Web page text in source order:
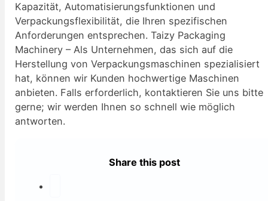
Kapazität, Automatisierungsfunktionen und
Verpackungsflexibilität, die Ihren spezifischen
Anforderungen entsprechen. Taizy Packaging
Machinery – Als Unternehmen, das sich auf die
Herstellung von Verpackungsmaschinen spezialisiert
hat, können wir Kunden hochwertige Maschinen
anbieten. Falls erforderlich, kontaktieren Sie uns bitte
gerne; wir werden Ihnen so schnell wie möglich
antworten.
Share this post